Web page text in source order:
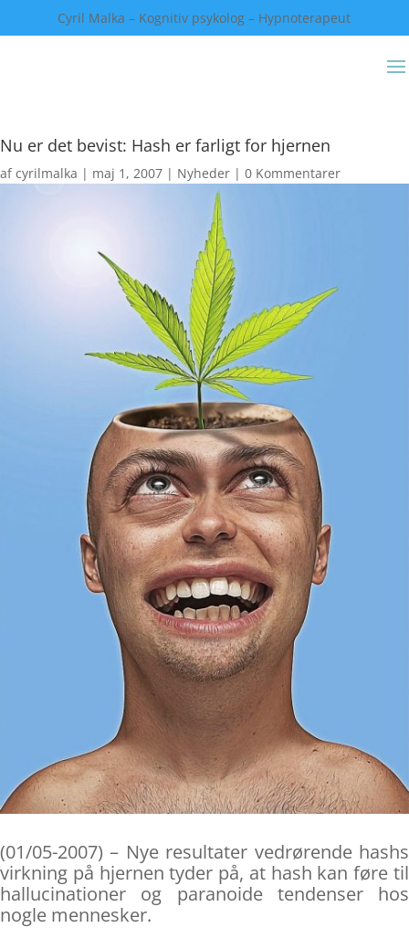
Cyril Malka – Kognitiv psykolog – Hypnoterapeut
Nu er det bevist: Hash er farligt for hjernen
afcyrilmalka | maj 1, 2007 | Nyheder | 0 Kommentarer
(01/05-2007) – Nye resultater vedrørende hashs
virkning på hjernen tyder på, at hash kan føre til
hallucinationer og paranoide tendenser hos
nogle mennesker.